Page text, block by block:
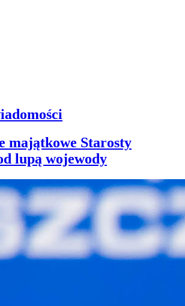
majątkowe Starosty
lupą wojewody